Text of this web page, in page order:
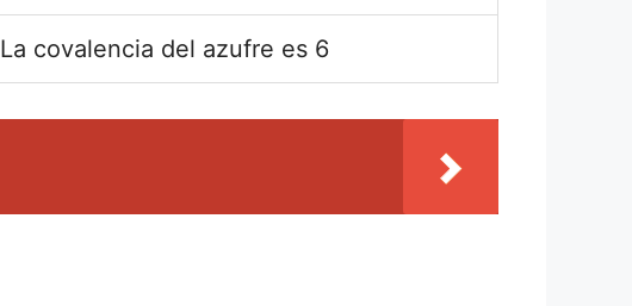
La covalencia del azufre es 6